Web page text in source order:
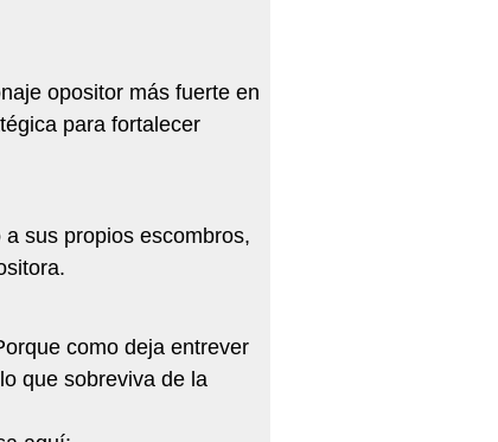
opositor más fuerte en
para fortalecer
sus propios escombros,
como deja entrever
que sobreviva de la